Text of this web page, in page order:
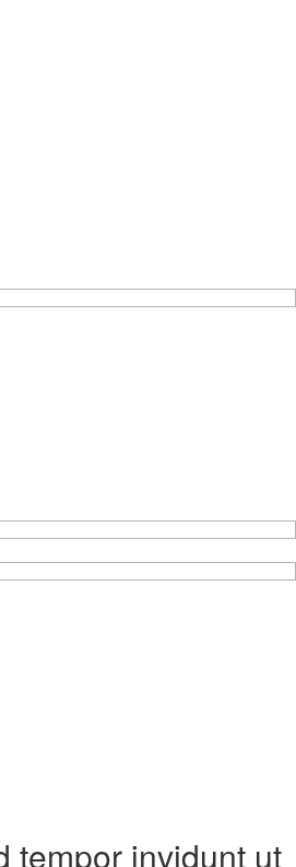
tempor invidunt ut